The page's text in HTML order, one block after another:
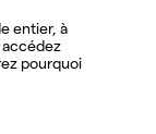
entier, à
accédez
pourquoi